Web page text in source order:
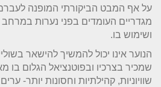
על אף המבט הביקורתי המופנה
מגדריים העומדים בפני נערות
ושימוש בו.
הנוער אינו יכול להמשיך להישאר
שמכיר בצרכיו ובפוטנציאל הגלום בו
שוויוניות, קהילתיות וחסונות יותר-